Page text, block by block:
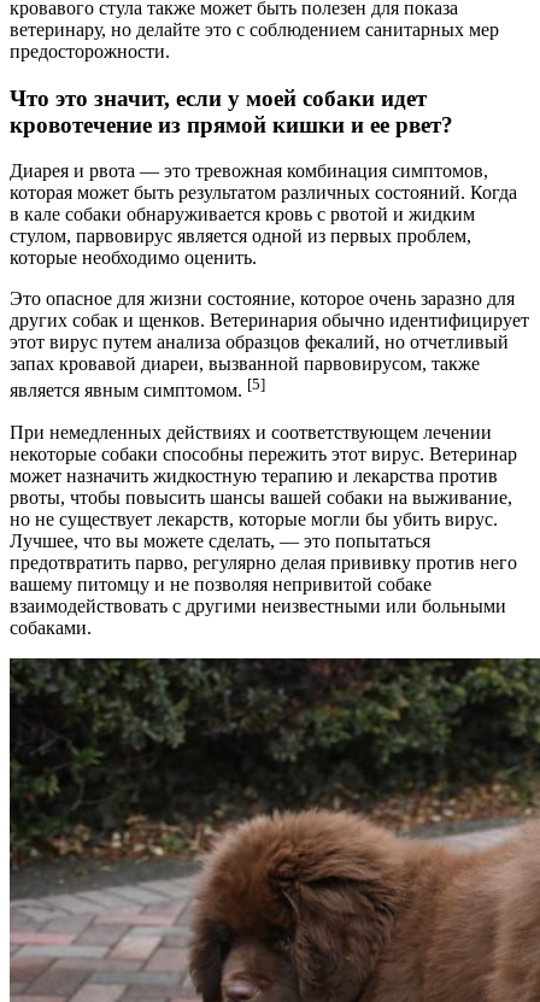
кровавого стула также может быть полезен для показа
ветеринару, но делайте это с соблюдением санитарных мер
предосторожности.
Что это значит, если у моей собаки идет
кровотечение из прямой кишки и ее рвет?
Диарея и рвота — это тревожная комбинация симптомов,
которая может быть результатом различных состояний. Когда
в кале собаки обнаруживается кровь с рвотой и жидким
стулом, парвовирус является одной из первых проблем,
которые необходимо оценить.
Это опасное для жизни состояние, которое очень заразно для
других собак и щенков. Ветеринария обычно идентифицирует
этот вирус путем анализа образцов фекалий, но отчетливый
запах кровавой диареи, вызванной парвовирусом, также
является явным симптомом. [5]
При немедленных действиях и соответствующем лечении
некоторые собаки способны пережить этот вирус. Ветеринар
может назначить жидкостную терапию и лекарства против
рвоты, чтобы повысить шансы вашей собаки на выживание,
но не существует лекарств, которые могли бы убить вирус.
Лучшее, что вы можете сделать, — это попытаться
предотвратить парво, регулярно делая прививку против него
вашему питомцу и не позволяя непривитой собаке
взаимодействовать с другими неизвестными или больными
собаками.